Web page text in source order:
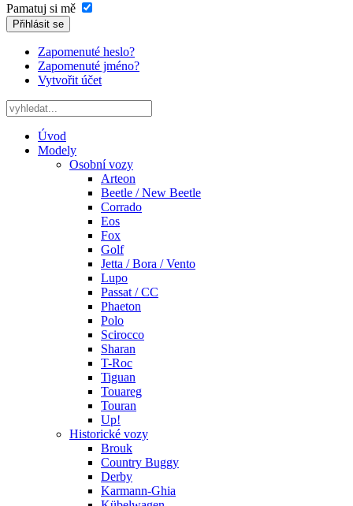
Pamatuj si mě
Přihlásit se
Zapomenuté heslo?
Zapomenuté jméno?
Vytvořit účet
Úvod
Modely
Osobní vozy
Arteon
Beetle / New Beetle
Corrado
Eos
Fox
Golf
Jetta / Bora / Vento
Lupo
Passat / CC
Phaeton
Polo
Scirocco
Sharan
T-Roc
Tiguan
Touareg
Touran
Up!
Historické vozy
Brouk
Country Buggy
Derby
Karmann-Ghia